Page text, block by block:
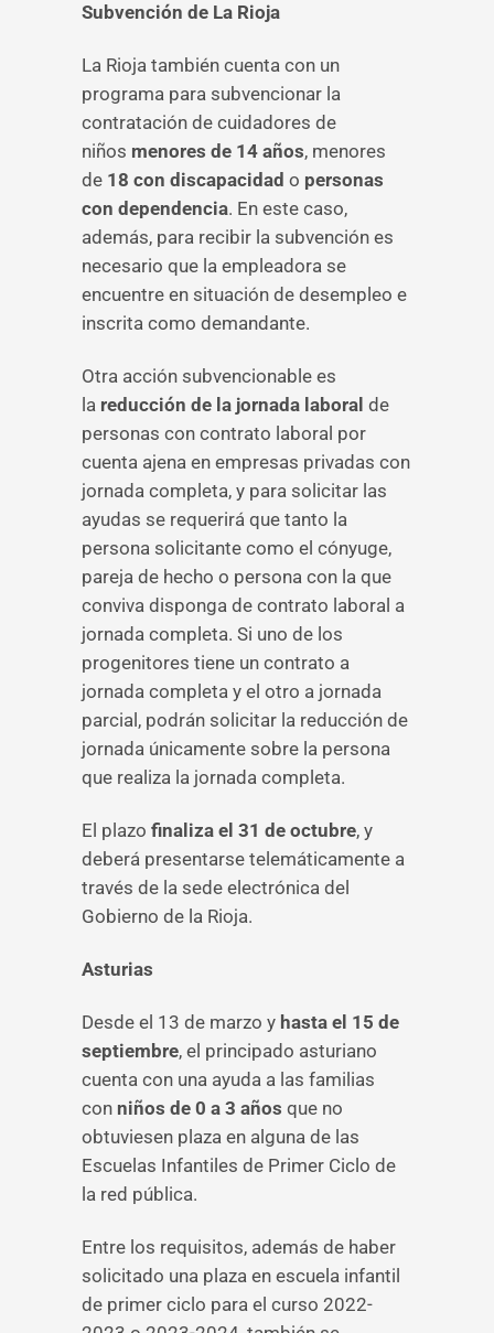
Subvención de La Rioja
La Rioja también cuenta con un
programa para subvencionar la
contratación de cuidadores de
niños menores de 14 años, menores
de 18 con discapacidad o personas
con dependencia. En este caso,
además, para recibir la subvención es
necesario que la empleadora se
encuentre en situación de desempleo e
inscrita como demandante.
Otra acción subvencionable es
la reducción de la jornada laboral de
personas con contrato laboral por
cuenta ajena en empresas privadas con
jornada completa, y para solicitar las
ayudas se requerirá que tanto la
persona solicitante como el cónyuge,
pareja de hecho o persona con la que
conviva disponga de contrato laboral a
jornada completa. Si uno de los
progenitores tiene un contrato a
jornada completa y el otro a jornada
parcial, podrán solicitar la reducción de
jornada únicamente sobre la persona
que realiza la jornada completa.
El plazo finaliza el 31 de octubre, y
deberá presentarse telemáticamente a
través de la sede electrónica del
Gobierno de la Rioja.
Asturias
Desde el 13 de marzo y hasta el 15 de
septiembre, el principado asturiano
cuenta con una ayuda a las familias
con niños de 0 a 3 años que no
obtuviesen plaza en alguna de las
Escuelas Infantiles de Primer Ciclo de
la red pública.
Entre los requisitos, además de haber
solicitado una plaza en escuela infantil
de primer ciclo para el curso 2022-